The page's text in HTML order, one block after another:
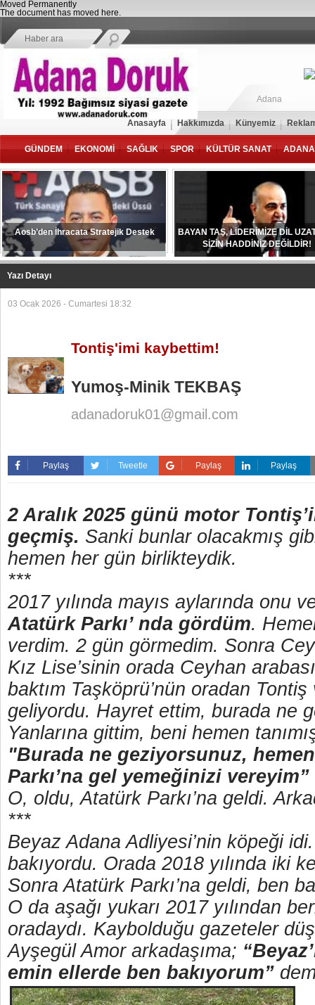
Moved Permanently
The document has moved here.
Adana
Anasayfa Hakkımızda Künyemiz
GÜNDEM EKONOMİ SAĞLIK SPOR KÜLTÜR SANAT ADANA
Aosb’den İhracata Stratejik Destek
BAYAN TAŞ, LİDERİMİZE DİL
SİZİN HADDİNİZ DEĞİLDİR!
Yazı Detayı
03 Ocak 2026 - Cumartesi 18:32
Tontiş'imi kaybettim!
Yumoş-Minik TEKBAŞ
adanadoruk01@gmail.com
Paylaş Tweetle Paylaş Paylaş
2 Aralık 2025 günü motor
geçmiş. Sanki bunlar olacakmış
hemen her gün birlikteydik.
***
2017 yılında mayıs aylarında onu
Atatürk Parkı’ nda gördüm.
verdim. 2 gün görmedim. Sonra
Kız Lise’sinin orada Ceyhan
baktım Taşköprü’nün oradan Tontiş
geliyordu. Hayret ettim, burada ne
Yanlarına gittim, beni hemen
"Burada ne geziyorsunuz,
Parkı’na gel yemeğinizi vereyim”
O, oldu, Atatürk Parkı’na geldi.
***
Beyaz Adana Adliyesi’nin köpeği
bakıyordu. Orada 2018 yılında iki
Sonra Atatürk Parkı’na geldi, ben
O da aşağı yukarı 2017 yılından
oradaydı. Kaybolduğu gazeteler
Ayşegül Amor arkadaşıma;
emin ellerde ben bakıyorum”